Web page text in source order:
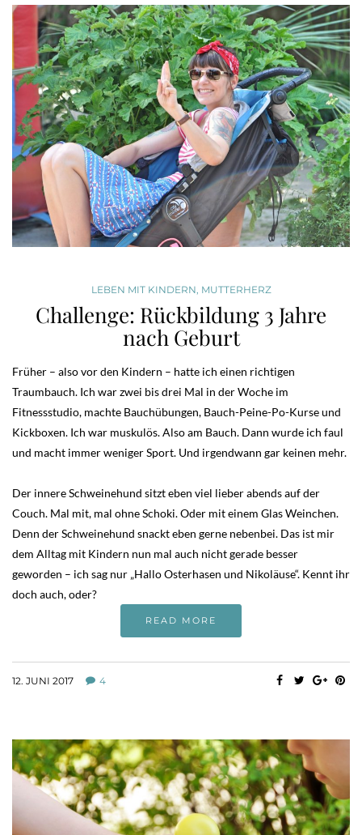
LEBEN MIT KINDERN MUTTERHERZ
Challenge: Rückbildung 3 Jahre
nach Geburt
Früher – also vor den Kindern – hatte ich einen richtigen
Traumbauch. Ich war zwei bis drei Mal in der Woche im
Fitnessstudio, machte Bauchübungen, Bauch-Peine-Po-Kurse und
Kickboxen. Ich war muskulös. Also am Bauch. Dann wurde ich faul
und macht immer weniger Sport. Und irgendwann gar keinen mehr.
Der innere Schweinehund sitzt eben viel lieber abends auf der
Couch. Mal mit, mal ohne Schoki. Oder mit einem Glas Weinchen.
Denn der Schweinehund snackt eben gerne nebenbei. Das ist mir
dem Alltag mit Kindern nun mal auch nicht gerade besser
geworden – ich sag nur „Hallo Osterhasen und Nikoläuse“. Kennt ihr
doch auch, oder?
READ MORE
12. JUNI 2017 4